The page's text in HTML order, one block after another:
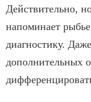
Действительно,
напоминает
диагностику.
дополнительных